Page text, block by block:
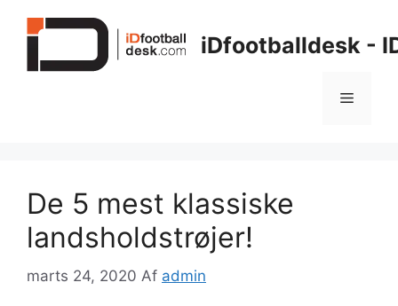
iDfootballdesk -
Menu
De 5 mest klassiske
landsholdstrøjer!
marts 24, 2020 Af admin